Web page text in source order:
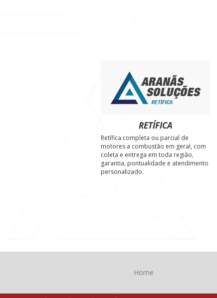
RETÍFICA
Retífica completa ou parcial de
motores a combustão em geral, com
coleta e entrega em toda região,
garantia, pontualidade e atendimento
personalizado.
Home